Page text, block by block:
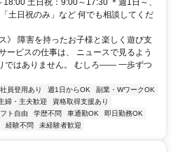
土日祝のみ」など 何でも相談してくだ
》 障害を持ったお子様と楽しく遊び支
ービスの仕事は、 ニュースで見るよう
ではありません。 むしろ―― 一歩ずつ
社員登用あり 週1日からOK
副業・WワークOK
婦・主夫歓迎
資格取得支援あり
ト自由 学歴不問 車通勤OK
即日勤務OK
経験不問 未経験者歓迎